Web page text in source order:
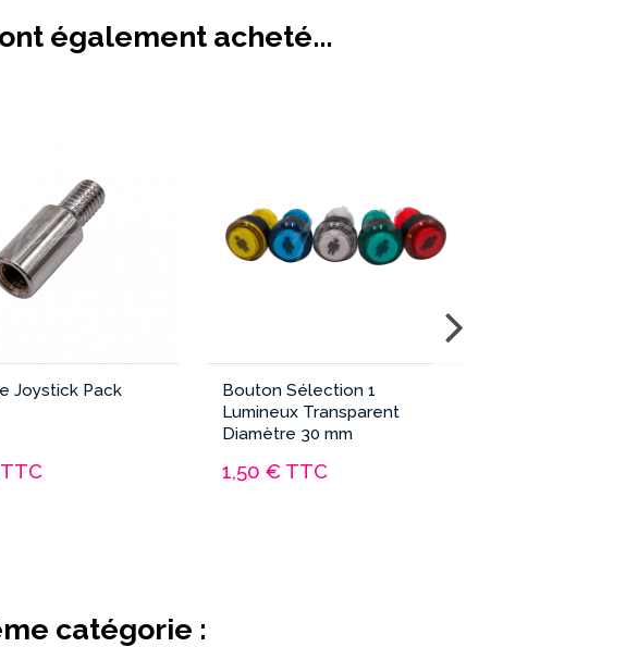
également acheté...
Joystick Pack
TTC
Bouton Sélection 1
Lumineux Transparent
Diamètre 30 mm
1,50 € TTC
catégorie :